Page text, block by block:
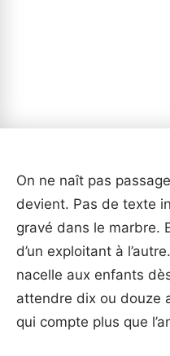
On ne naît pas
devient. Pas de texte
gravé dans le marbre.
d’un exploitant à
nacelle aux enfants
attendre dix ou douze
qui compte plus que